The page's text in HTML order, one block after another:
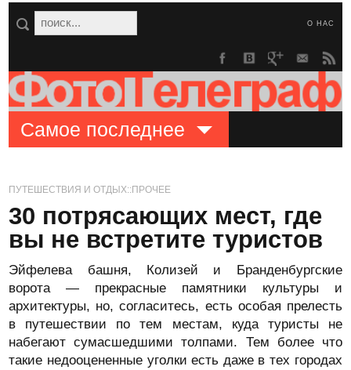
О НАС
Самое последнее
ПУТЕШЕСТВИЯ И ОТДЫХ::ПРОЧЕЕ
30 потрясающих мест, где
вы не встретите туристов
Эйфелева башня, Колизей и Бранденбургские
ворота — прекрасные памятники культуры и
архитектуры, но, согласитесь, есть особая прелесть
в путешествии по тем местам, куда туристы не
набегают сумасшедшими толпами. Тем более что
такие недооцененные уголки есть даже в тех городах